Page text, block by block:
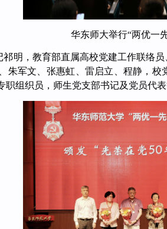
华东师大举行“两优一
明，教育部直属高校党建工作联络
朱军文、张惠虹、雷启立、程静，
组织员，师生党支部书记及党员代